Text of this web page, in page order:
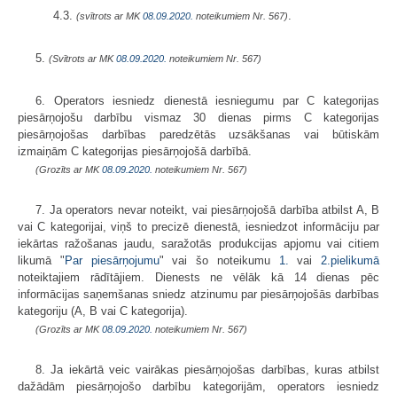
4.3. (svītrots ar MK08.09.2020. noteikumiem Nr. 567)
5. (Svītrots ar MK08.09.2020. noteikumiem Nr. 567)
6. Operators iesniedz dienestā iesniegumu par C kategorijas
piesārņojošu darbību vismaz 30 dienas pirms C kategorijas
piesārņojošas darbības paredzētās uzsākšanas vai būtiskām
izmaiņām C kategorijas piesārņojošā darbībā.
(Grozīts ar MK08.09.2020. noteikumiem Nr. 567)
7. Ja operators nevar noteikt, vai piesārņojošā darbība atbilst A, B
vai C kategorijai, viņš to precizē dienestā, iesniedzot informāciju par
iekārtas ražošanas jaudu, saražotās produkcijas apjomu vai citiem
likumā " Par piesārņojumu" vai šo noteikumu 1.vai 2.pielikumā
noteiktajiem rādītājiem. Dienests ne vēlāk kā 14 dienas pēc
informācijas saņemšanas sniedz atzinumu par piesārņojošās darbības
kategoriju (A, B vai C kategorija).
(Grozīts ar MK08.09.2020. noteikumiem Nr. 567)
8. Ja iekārtā veic vairākas piesārņojošas darbības, kuras atbilst
dažādām piesārņojošo darbību kategorijām, operators iesniedz